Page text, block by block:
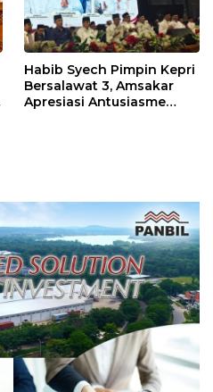
Habib Syech Pimpin Kepri
Bersalawat 3, Amsakar
Apresiasi Antusiasme